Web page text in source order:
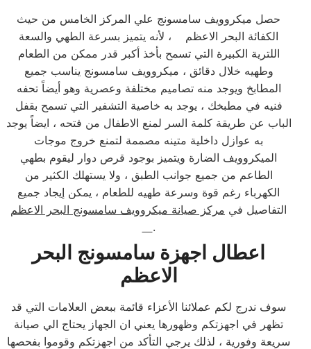
حصل ميكروويف سامسونج علي المركز الخامس من حيث
الكفائة البحر الاعظم ، لأنه يتميز بسرعة الطهي والسعة
اللترية الكبيرة التي تسمح بأخذ أكبر قدر ممكن من الطعام
وطهيه خلال دقائق ، ميكروويف سامسونج يناسب جميع
المطابخ ويوجد منه تصاميم مختلفة وعصرية وهو أيضاً تحفه
فنيه في مطبخك ، يوجد به خاصية التشفير التي تسمح بقفل
الباب عن طريقة كلمة السر لمنع الاطفال من فتحه ، ايضاً يوجد
به عوازل داخلية متينه مصممة لتمنع خروج موجات
الميكروويف الضارة ويتميز بوجود قرص دوار ليقوم بطهي
الطاعم من جميع جوانب الطبق ، ولا يستهلك الكثير من
الكهرباء رغم قوة وسرعة طهيه للطعام ، يمكن إيجاد جميع
التفاصيل في مركز صيانة ميكروويف سامسونج البحر الاعظم
.
اعطال اجهزة سامسونج البحر
الاعظم
سوف ندرج لكم عملائنا الأعزاء قائمة ببعض العلامات التي قد
تظهر في اجهزتكم وظهورها يعني ان الجهاز يحتاج الي صيانة
سريعة وفورية ، لذلك يرجي التأكد من اجهزتكم وقوموا بفحصها